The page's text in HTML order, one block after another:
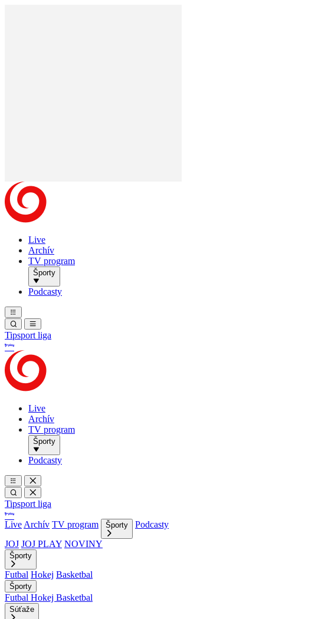
Live
Archív
TV program
Športy
Podcasty
Tipsport liga
Live
Archív
TV program
Športy
Podcasty
Tipsport liga
Live Archív TV program Športy
Podcasty
JOJ JOJ PLAY NOVINY
Športy
Futbal Hokej Basketbal
Športy
Futbal Hokej Basketbal
Súťaže